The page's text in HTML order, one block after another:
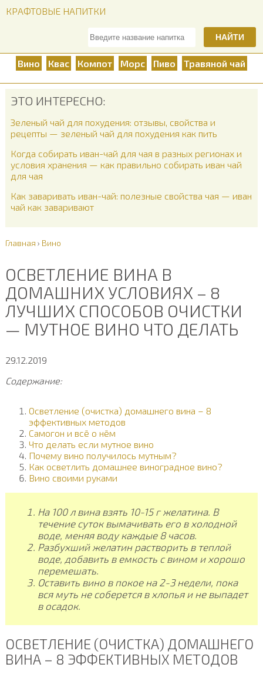
КРАФТОВЫЕ НАПИТКИ
НАЙТИ
Вино Квас Компот Морс Пиво Травяной чай
ЭТО ИНТЕРЕСНО:
Зеленый чай для похудения: отзывы, свойства и
рецепты — зеленый чай для похудения как пить
Когда собирать иван-чай для чая в разных регионах и
условия хранения — как правильно собирать иван чай
для чая
Как заваривать иван-чай: полезные свойства чая — иван
чай как заваривают
Главная › Вино
ОСВЕТЛЕНИЕ ВИНА В
ДОМАШНИХ УСЛОВИЯХ – 8
ЛУЧШИХ СПОСОБОВ ОЧИСТКИ
— МУТНОЕ ВИНО ЧТО ДЕЛАТЬ
29.12.2019
Содержание:
Осветление (очистка) домашнего вина – 8
эффективных методов
Самогон и всё о нём
Что делать если мутное вино
Почему вино получилось мутным?
Как осветлить домашнее виноградное вино?
Вино своими руками
На 100 л вина взять 10-15 г желатина. В
течение суток вымачивать его в холодной
воде, меняя воду каждые 8 часов.
Разбухший желатин растворить в теплой
воде, добавить в емкость с вином и хорошо
перемешать.
Оставить вино в покое на 2-3 недели, пока
вся муть не соберется в хлопья и не выпадет
в осадок.
ОСВЕТЛЕНИЕ (ОЧИСТКА) ДОМАШНЕГО
ВИНА – 8 ЭФФЕКТИВНЫХ МЕТОДОВ